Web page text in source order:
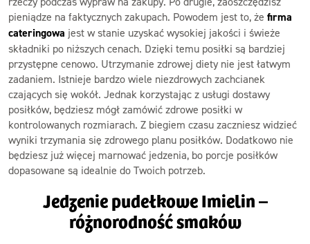
pieniądze na faktycznych zakupach. Powodem jest to, że firma
cateringowa jest w stanie uzyskać wysokiej jakości i świeże
składniki po niższych cenach. Dzięki temu posiłki są bardziej
przystępne cenowo. Utrzymanie zdrowej diety nie jest łatwym
zadaniem. Istnieje bardzo wiele niezdrowych zachcianek
czających się wokół. Jednak korzystając z usługi dostawy
posiłków, będziesz mógł zamówić zdrowe posiłki w
kontrolowanych rozmiarach. Z biegiem czasu zaczniesz widzieć
wyniki trzymania się zdrowego planu posiłków. Dodatkowo nie
będziesz już więcej marnować jedzenia, bo porcje posiłków
dopasowane są idealnie do Twoich potrzeb.
Jedzenie pudełkowe Imielin –
różnorodność smaków